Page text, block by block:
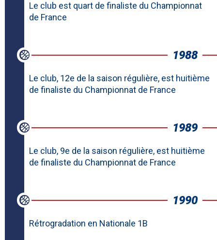
Le club est quart de finaliste du Championnat
de France
1988
Le club, 12e de la saison régulière, est huitième
de finaliste du Championnat de France
1989
Le club, 9e de la saison régulière, est huitième
de finaliste du Championnat de France
1990
Rétrogradation en Nationale 1B